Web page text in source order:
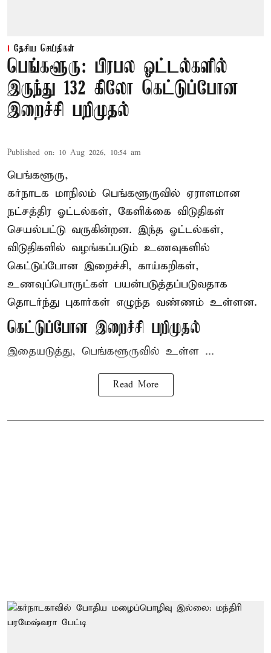
தேசிய செய்திகள்
பெங்களூரு: பிரபல ஓட்டல்களில்
இருந்து 132 கிலோ கெட்டுப்போன
இறைச்சி பறிமுதல்
Published on: 10 Aug 2026, 10:54 am
பெங்களூரு,
கர்நாடக மாநிலம் பெங்களூருவில் ஏராளமான
நட்சத்திர ஓட்டல்கள், கேளிக்கை விடுதிகள்
செயல்பட்டு வருகின்றன. இந்த ஓட்டல்கள்,
விடுதிகளில் வழங்கப்படும் உணவுகளில்
கெட்டுப்போன இறைச்சி, காய்கறிகள்,
உணவுப்பொருட்கள் பயன்படுத்தப்படுவதாக
தொடர்ந்து புகார்கள் எழுந்த வண்ணம் உள்ளன.
கெட்டுப்போன இறைச்சி பறிமுதல்
இதையடுத்து, பெங்களூருவில் உள்ள ...
Read More